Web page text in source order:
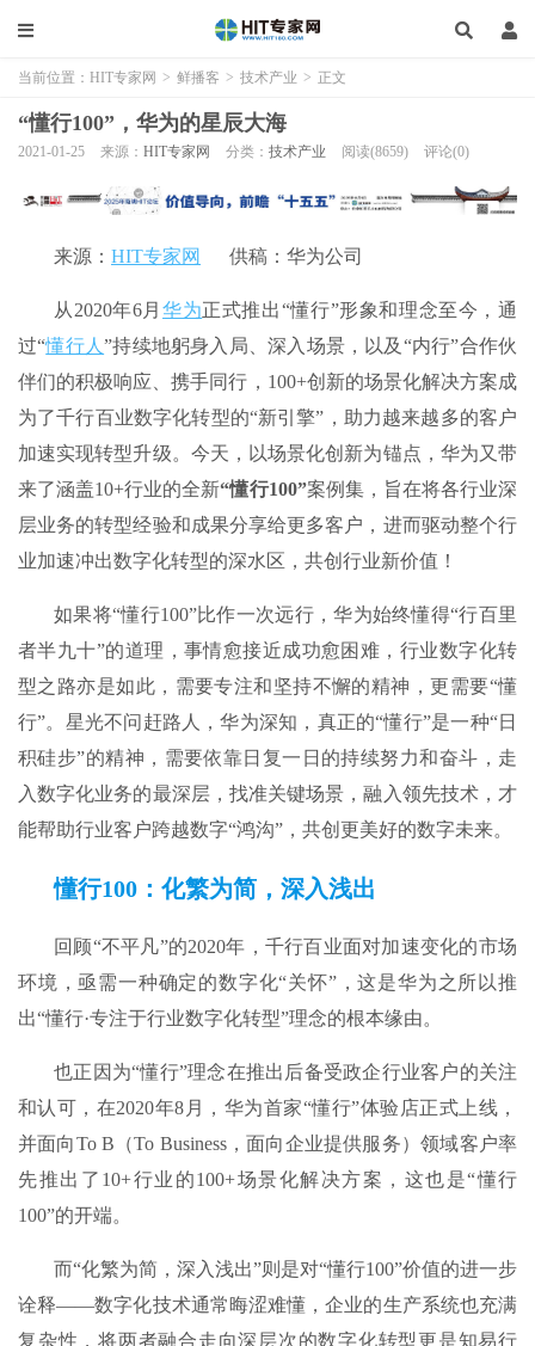
当前位置： HIT专家网 > 鲜播客 > 技术产业 > 正文
“懂行100”，华为的星辰大海
2021-01-25 来源： HIT专家网 分类： 技术产业 阅读(8659) 评论(0)
来源： HIT专家网 供稿：华为公司
从2020年6月华为正式推出“懂行”形象和理念至今，通
过“懂行人”持续地躬身入局、深入场景，以及“内行”合作伙
伴们的积极响应、携手同行，100+创新的场景化解决方案成
为了千行百业数字化转型的“新引擎”，助力越来越多的客户
加速实现转型升级。今天，以场景化创新为锚点，华为又带
来了涵盖10+行业的全新“懂行100”案例集，旨在将各行业深
层业务的转型经验和成果分享给更多客户，进而驱动整个行
业加速冲出数字化转型的深水区，共创行业新价值！
如果将“懂行100”比作一次远行，华为始终懂得“行百里
者半九十”的道理，事情愈接近成功愈困难，行业数字化转
型之路亦是如此，需要专注和坚持不懈的精神，更需要“懂
行”。星光不问赶路人，华为深知，真正的“懂行”是一种“日
积硅步”的精神，需要依靠日复一日的持续努力和奋斗，走
入数字化业务的最深层，找准关键场景，融入领先技术，才
能帮助行业客户跨越数字“鸿沟”，共创更美好的数字未来。
懂行100：化繁为简，深入浅出
回顾“不平凡”的2020年，千行百业面对加速变化的市场
环境，亟需一种确定的数字化“关怀”，这是华为之所以推
出“懂行·专注于行业数字化转型”理念的根本缘由。
也正因为“懂行”理念在推出后备受政企行业客户的关注
和认可，在2020年8月，华为首家“懂行”体验店正式上线，
并面向To B（To Business，面向企业提供服务）领域客户率
先推出了10+行业的100+场景化解决方案，这也是“懂行
100”的开端。
而“化繁为简，深入浅出”则是对“懂行100”价值的进一步
诠释——数字化技术通常晦涩难懂，企业的生产系统也充满
复杂性，将两者融合走向深层次的数字化转型更是知易行